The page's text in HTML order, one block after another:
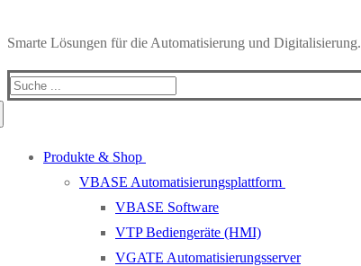
Smarte Lösungen für die Automatisierung und Digitalisierung.
Produkte & Shop
VBASE Automatisierungsplattform
VBASE Software
VTP Bediengeräte (HMI)
VGATE Automatisierungsserver